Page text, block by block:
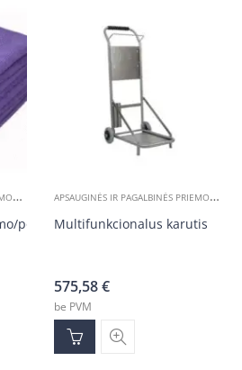
A
PSAUGINĖS IR PAGALBINĖS PRIEMONĖS
poliravimo 30x30cm
A
PSAUGINĖS IR PAGALBINĖS PRIEMONĖS
Multifunkcionalus karutis
575,58€
be PVM